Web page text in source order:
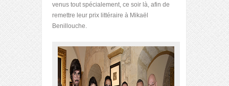
venus tout spécialement, ce soir là, afin de
remettre leur prix littéraire à Mikaël
Benillouche.